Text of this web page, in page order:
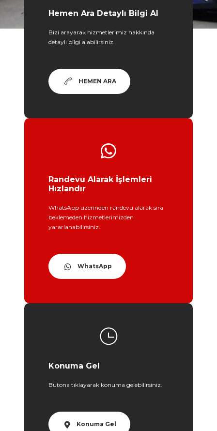
Hemen Ara Detaylı Bilgi Al
Bizi arayarak hizmetlerimiz hakkında
detaylı bilgi alabilirsiniz.
HEMEN ARA
Randevu Alarak İşlemleri
Hızlandır
WhatsApp üzerinden randevu alarak sıra
beklemeden hizmetlerimizden
yararlanabilirsiniz.
WhatsApp
Konuma Gel
Butona tıklayarak konuma gelebilirsiniz.
Konuma Gel